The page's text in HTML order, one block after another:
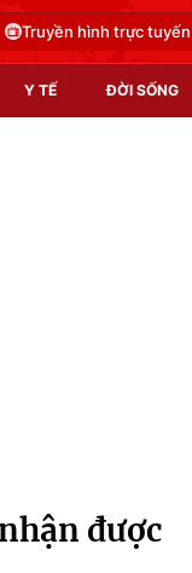
Truyền hình trực tuyến
Y TẾ ĐỜI SỐNG
Infographic
được